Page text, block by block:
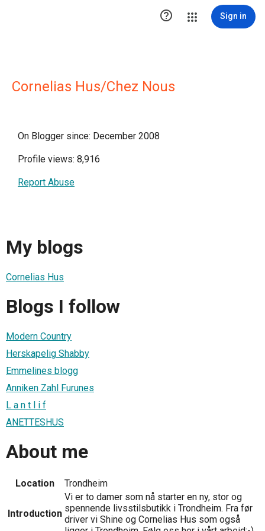
 Sign in
Cornelias Hus/Chez Nous
On Blogger since: December 2008
Profile views: 8,916
Report Abuse
My blogs
Cornelias Hus
Blogs I follow
Modern Country
Herskapelig Shabby
Emmelines blogg
Anniken Zahl Furunes
L a n t l i f
ANETTESHUS
About me
Location Trondheim
Introduction
Vi er to damer som nå starter en ny, stor og
spennende livsstilsbutikk i Trondheim. Fra før
driver vi Shine og Cornelias Hus som også